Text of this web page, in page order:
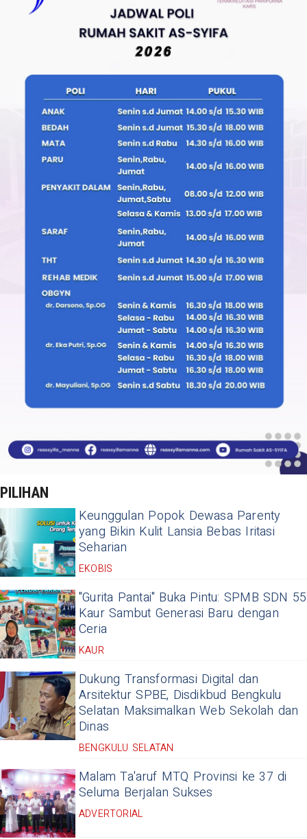
PILIHAN
Keunggulan Popok Dewasa Parenty
yang Bikin Kulit Lansia Bebas Iritasi
Seharian
EKOBIS
"Gurita Pantai" Buka Pintu: SPMB SDN 55
Kaur Sambut Generasi Baru dengan
Ceria
KAUR
Dukung Transformasi Digital dan
Arsitektur SPBE, Disdikbud Bengkulu
Selatan Maksimalkan Web Sekolah dan
Dinas
BENGKULU SELATAN
Malam Ta'aruf MTQ Provinsi ke 37 di
Seluma Berjalan Sukses
ADVERTORIAL